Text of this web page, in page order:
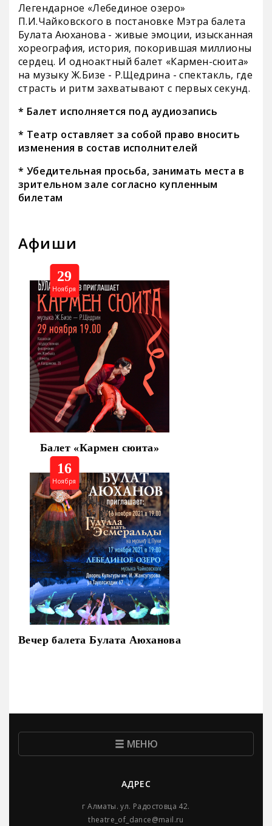
Легендарное «Лебединое озеро»
П.И.Чайковского в постановке Мэтра балета
Булата Аюханова - живые эмоции, изысканная
хореография, история, покорившая миллионы
сердец. И одноактный балет «Кармен-сюита»
на музыку Ж.Бизе - Р.Щедрина - спектакль, где
страсть и ритм захватывают с первых секунд.
* Балет исполняется под аудиозапись
* Театр оставляет за собой право вносить
изменения в состав исполнителей
* Убедительная просьба, занимать места в
зрительном зале согласно купленным
билетам
Афиши
29
Ноября
Балет «Кармен сюита»
16
Ноября
Вечер балета Булата Аюханова
МЕНЮ
АДРЕС
г Алматы. ул. Радостовца 42.
theatre_of_dance@mail.ru